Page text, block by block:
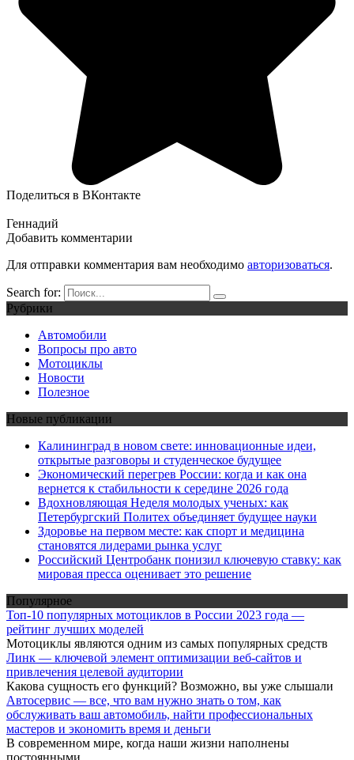
Поделиться в ВКонтакте
Геннадий
Добавить комментарии
Для отправки комментария вам необходимо авторизоваться.
Search for:
Рубрики
Автомобили
Вопросы про авто
Мотоциклы
Новости
Полезное
Новые публикации
Калининград в новом свете: инновационные идеи,
открытые разговоры и студенческое будущее
Экономический перегрев России: когда и как она
вернется к стабильности к середине 2026 года
Вдохновляющая Неделя молодых ученых: как
Петербургский Политех объединяет будущее науки
Здоровье на первом месте: как спорт и медицина
становятся лидерами рынка услуг
Российский Центробанк понизил ключевую ставку: как
мировая пресса оценивает это решение
Популярное
Топ-10 популярных мотоциклов в России 2023 года —
рейтинг лучших моделей
Мотоциклы являются одним из самых популярных средств
Линк — ключевой элемент оптимизации веб-сайтов и
привлечения целевой аудитории
Какова сущность его функций? Возможно, вы уже слышали
Автосервис — все, что вам нужно знать о том, как
обслуживать ваш автомобиль, найти профессиональных
мастеров и экономить время и деньги
В современном мире, когда наши жизни наполнены
постоянными